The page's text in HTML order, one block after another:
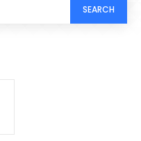
SEARCH